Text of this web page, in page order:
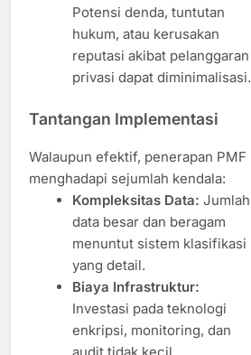
Potensi denda, tuntutan
hukum, atau kerusakan
reputasi akibat pelanggaran
privasi dapat diminimalisasi.
Tantangan Implementasi
Walaupun efektif, penerapan PMF
menghadapi sejumlah kendala:
Kompleksitas Data: Jumlah
data besar dan beragam
menuntut sistem klasifikasi
yang detail.
Biaya Infrastruktur:
Investasi pada teknologi
enkripsi, monitoring, dan